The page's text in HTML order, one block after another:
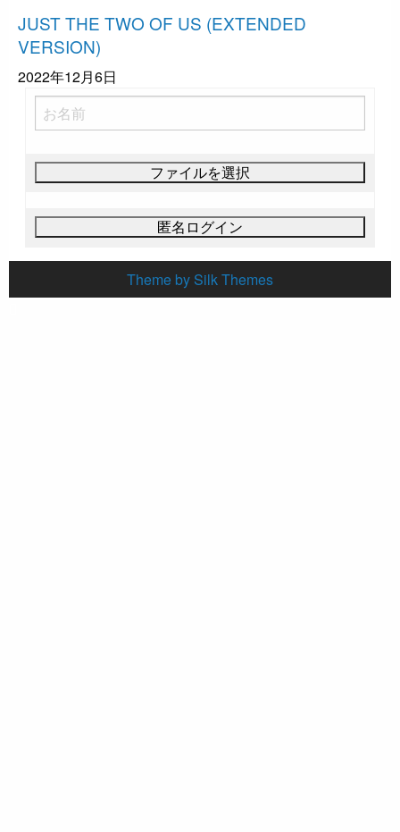
JUST THE TWO OF US (EXTENDED
VERSION)
2022年12月6日
Theme by Silk Themes